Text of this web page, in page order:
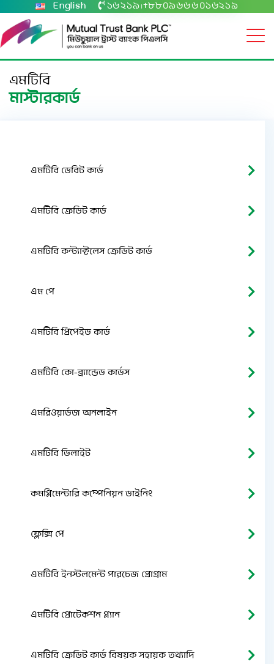
English ১৬২১৯ +৮৮০৯৬৬৬০১৬২১৯
এমটিবি
মাস্টারকার্ড
এমটিবি ডেবিট কার্ড
এমটিবি ক্রেডিট কার্ড
এমটিবি কন্ট্যাক্টলেস ক্রেডিট কার্ড
এম পে
এমটিবি প্রিপেইড কার্ড
এমটিবি কো-ব্র্যান্ডেড কার্ডস
এমরিওয়ার্ডজ অনলাইন
এমটিবি ডিলাইট
কমপ্লিমেন্টারি কম্পেনিয়ন ডাইনিং
ফ্লেক্সি পে
এমটিবি ইনস্টলমেন্ট পারচেজ প্রোগ্রাম
এমটিবি প্রোটেকশন প্ল্যান
এমটিবি ক্রেডিট কার্ড বিষয়ক সহায়ক তথ্যাদি